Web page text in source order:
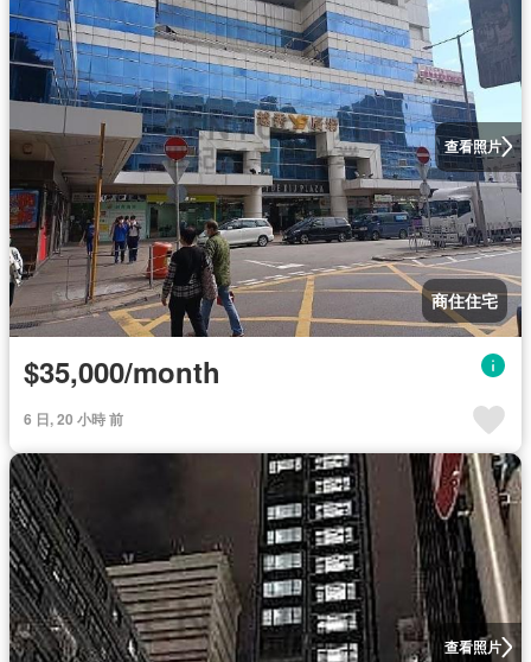
查看照片
商住住宅
$35,000/month
6 日, 20 小時 前
查看照片